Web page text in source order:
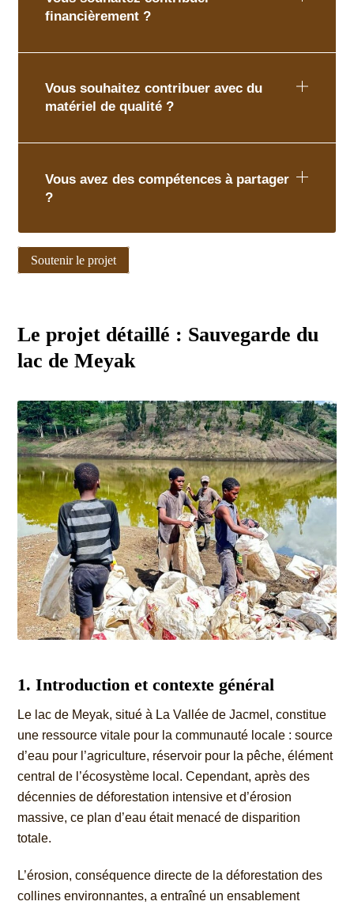
financièrement ?
Vous souhaitez contribuer avec du
matériel de qualité ?
Vous avez des compétences à partager
?
Soutenir le projet
Le projet détaillé : Sauvegarde du
lac de Meyak
1. Introduction et contexte général
Le lac de Meyak, situé à La Vallée de Jacmel, constitue
une ressource vitale pour la communauté locale : source
d’eau pour l’agriculture, réservoir pour la pêche, élément
central de l’écosystème local. Cependant, après des
décennies de déforestation intensive et d’érosion
massive, ce plan d’eau était menacé de disparition
totale.
L’érosion, conséquence directe de la déforestation des
collines environnantes, a entraîné un ensablement